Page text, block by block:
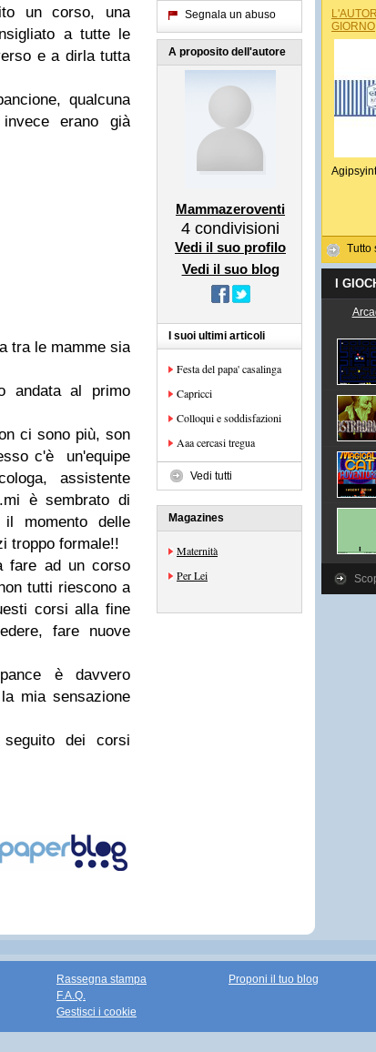
un corso, una
a tutte le
e a dirla tutta
qualcuna
erano già
tra le mamme sia
andata al primo
ci sono più, son
c'è un'equipe
assistente
è sembrato di
momento delle
troppo formale!!
fare ad un corso
tutti riescono a
corsi alla fine
fare nuove
è davvero
mia sensazione
dei corsi
Segnala un abuso
A proposito dell'autore
Mammazeroventi
4 condivisioni
Vedi il suo profilo
Vedi il suo blog
I suoi ultimi articoli
Festa del papa' casalinga
Capricci
Colloqui e soddisfazioni
Aaa cercasi tregua
Vedi tutti
Magazines
Maternità
Per Lei
GIORNO
Tutto
I
Rassegna stampa
F.A.Q.
Gestisci i cookie
Proponi il tuo blog